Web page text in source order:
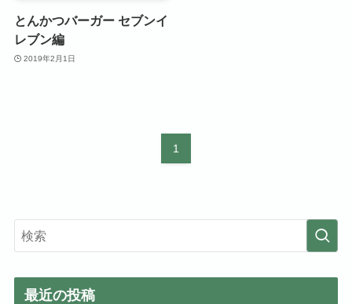
とんかつバーガー セブンイ
レブン編
2019年2月1日
1
最近の投稿